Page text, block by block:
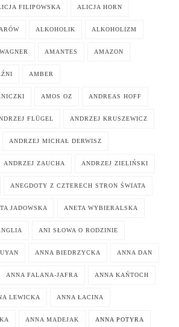
FILIPOWSKA ALICJA HORN
ALKOHOLIK ALKOHOLIZM
AMANTES AMAZON
AMBER
AMOS OZ ANDREAS HOFF
FLÜGEL ANDRZEJ KRUSZEWICZ
ANDRZEJ MICHAŁ DERWISZ
ANDRZEJ ZAUCHA ANDRZEJ ZIELIŃSKI
ANEGDOTY Z CZTERECH STRON ŚWIATA
JADOWSKA ANETA WYBIERALSKA
ANI SŁOWA O RODZINIE
ANNA BIEDRZYCKA ANNA DAN
ANNA FALANA-JAFRA ANNA KAŃTOCH
LEWICKA ANNA ŁACINA
ANNA MADEJAK ANNA POTYRA